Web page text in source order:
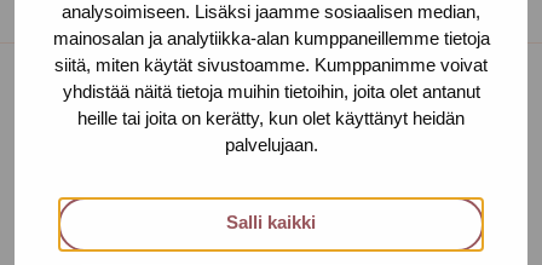
analysoimiseen. Lisäksi jaamme sosiaalisen median,
mainosalan ja analytiikka-alan kumppaneillemme tietoja
siitä, miten käytät sivustoamme. Kumppanimme voivat
yhdistää näitä tietoja muihin tietoihin, joita olet antanut
heille tai joita on kerätty, kun olet käyttänyt heidän
palvelujaan.
Salli kaikki
Toimipisteet
Helsinki